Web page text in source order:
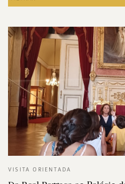
VISITA ORIENTADA